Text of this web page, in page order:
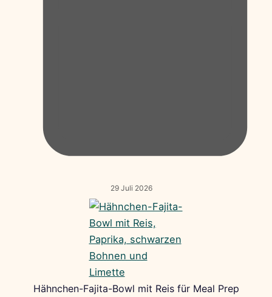
29 Juli 2026
Hähnchen-Fajita-Bowl mit Reis für Meal Prep